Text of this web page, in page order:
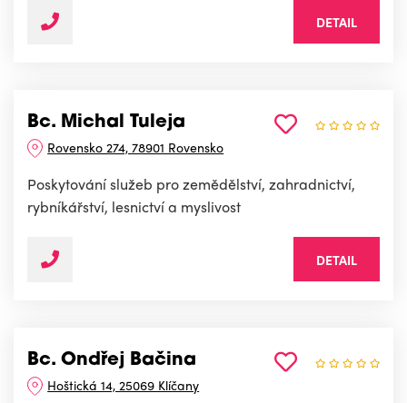
DETAIL
Bc. Michal Tuleja
Rovensko 274, 78901 Rovensko
Poskytování služeb pro zemědělství, zahradnictví,
rybníkářství, lesnictví a myslivost
DETAIL
Bc. Ondřej Bačina
Hoštická 14, 25069 Klíčany